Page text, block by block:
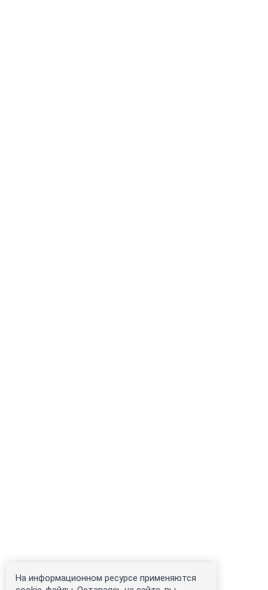
На информационном ресурсе применяются